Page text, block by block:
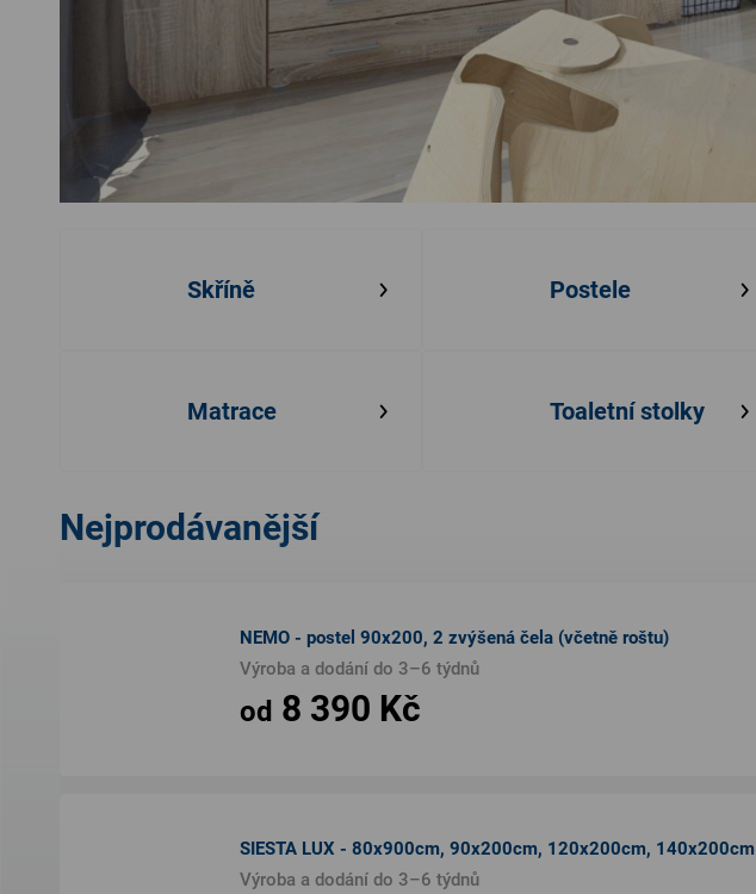
Skříně Postele
Matrace Toaletní stolky
Nejprodávanější
NEMO - postel 90x200, 2 zvýšená čela (včetně roštu)
Výroba a dodání do 3–6 týdnů
od 8 390 Kč
SIESTA LUX - 80x900cm, 90x200cm, 120x200cm, 140x200cm
Výroba a dodání do 3–6 týdnů